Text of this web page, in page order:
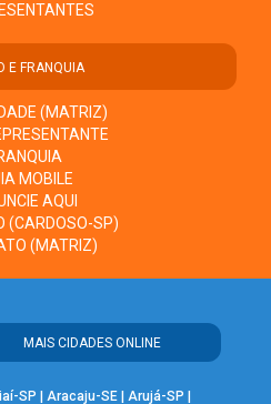
E FRANQUIA
(MATRIZ)
MOBILE
AQUI
(CARDOSO-SP)
(MATRIZ)
MAIS CIDADES ONLINE
SP Aracaju-SE| Arujá-SP